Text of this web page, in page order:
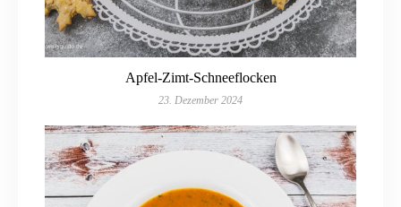
Apfel-Zimt-Schneeflocken
23. Dezember 2024